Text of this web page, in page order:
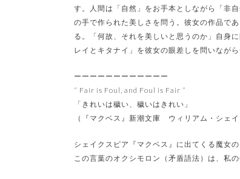
す。人間は「自然」をお手本としながら「非
の手で作られた美しさを問う。彼女の作品で
る。「何故、それを美しいと思うのか」自身
レイとキタナイ」を彼女の眼差しを問いなが
ーーーーーーーーーーーー
“ Fair is Foul, and Foul is Fair ”
「きれいは穢い、穢いはきれい」
（『マクベス』新潮文庫 ウィリアム・シェ
シェイクスピア『マクベス』に出てくる魔女の
この言葉のオクシモロン（矛盾語法）は、私